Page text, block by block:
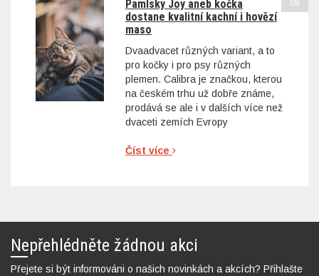
Pamlsky Joy aneb kočka
dostane kvalitní kachní i hovězí
maso
Dvaadvacet různých variant, a to
pro kočky i pro psy různých
plemen. Calibra je značkou, kterou
na českém trhu už dobře známe,
prodává se ale i v dalších více než
dvaceti zemích Evropy
Číst více
08
Nepřehlédněte žádnou akci
Přejete si být informováni o našich novinkách a akcích? Přihlašte